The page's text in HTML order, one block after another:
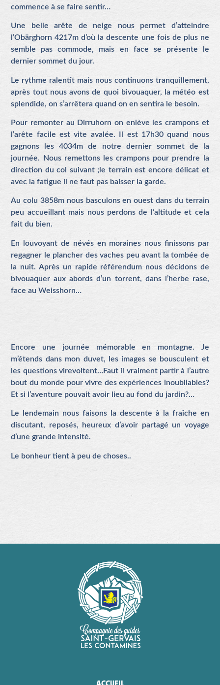
commence à se faire sentir…
Une belle arête de neige nous permet d’atteindre
l’Obärghorn 4217m d’où la descente une fois de plus ne
semble pas commode, mais en face se présente le
dernier sommet du jour.
Le rythme ralentit mais nous continuons tranquillement,
après tout nous avons de quoi bivouaquer, la météo est
splendide, on s’arrêtera quand on en sentira le besoin.
Pour remonter au Dirruhorn on enlève les crampons et
l’arête facile est vite avalée. Il est 17h30 quand nous
gagnons les 4034m de notre dernier sommet de la
journée. Nous remettons les crampons pour prendre la
direction du col suivant ;le terrain est encore délicat et
avec la fatigue il ne faut pas baisser la garde.
Au colu 3858m nous basculons en ouest dans du terrain
peu accueillant mais nous perdons de l’altitude et cela
fait du bien.
En louvoyant de névés en moraines nous finissons par
regagner le plancher des vaches peu avant la tombée de
la nuit. Après un rapide référendum nous décidons de
bivouaquer aux abords d’un torrent, dans l’herbe rase,
face au Weisshorn…
Encore une journée mémorable en montagne. Je
m’étends dans mon duvet, les images se bousculent et
les questions virevoltent…Faut il vraiment partir à l’autre
bout du monde pour vivre des expériences inoubliables?
Et si l’aventure pouvait avoir lieu au fond du jardin?…
Le lendemain nous faisons la descente à la fraîche en
discutant, reposés, heureux d’avoir partagé un voyage
d’une grande intensité.
Le bonheur tient à peu de choses..